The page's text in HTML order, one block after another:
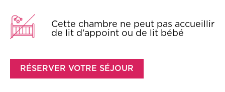
Cette chambre ne peut pas accueillir
de lit d'appoint ou de lit bébé
RÉSERVER VOTRE SÉJOUR